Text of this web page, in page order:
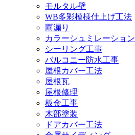
モルタル壁
WB多彩模様仕上げ工法
雨漏り
カラーシュミレーション
シーリング工事
バルコニー防水工事
屋根カバー工法
屋根瓦
屋根修理
板金工事
木部塗装
ドアカバー工法